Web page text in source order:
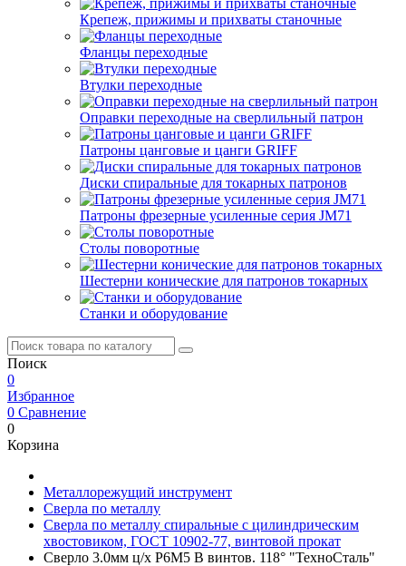
Крепеж, прижимы и прихваты станочные
Фланцы переходные
Втулки переходные
Оправки переходные на сверлильный патрон
Патроны цанговые и цанги GRIFF
Диски спиральные для токарных патронов
Патроны фрезерные усиленные серия JM71
Столы поворотные
Шестерни конические для патронов токарных
Станки и оборудование
Поиск
0
Избранное
0 Сравнение
0
Корзина
Металлорежущий инструмент
Сверла по металлу
Сверла по металлу спиральные с цилиндрическим
хвостовиком, ГОСТ 10902-77, винтовой прокат
Сверло 3.0мм ц/х Р6М5 В винтов. 118° "ТехноСталь"